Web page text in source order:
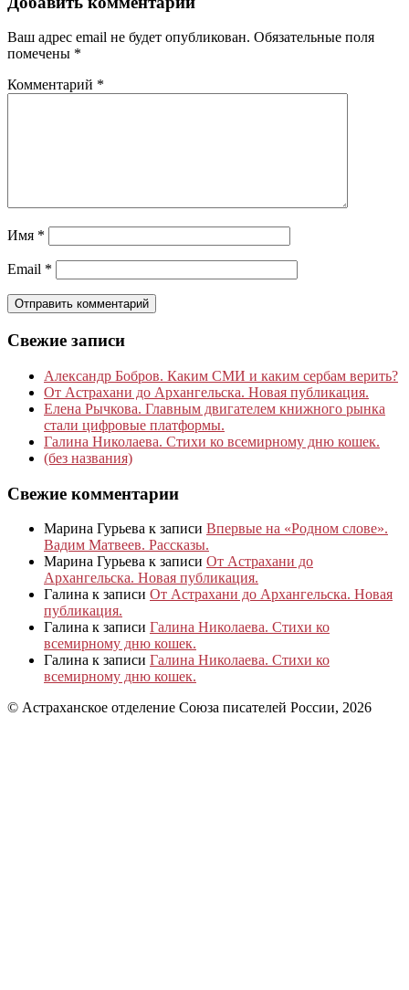
Ваш адрес email не будет опубликован. Обязательные поля
помечены *
Комментарий *
Имя *
Email *
Свежие записи
Александр Бобров. Каким СМИ и каким сербам верить?
От Астрахани до Архангельска. Новая публикация.
Елена Рычкова. Главным двигателем книжного рынка
стали цифровые платформы.
Галина Николаева. Стихи ко всемирному дню кошек.
(без названия)
Свежие комментарии
Марина Гурьева к записи Впервые на «Родном слове».
Вадим Матвеев. Рассказы.
Марина Гурьева к записи От Астрахани до
Архангельска. Новая публикация.
Галина к записи От Астрахани до Архангельска. Новая
публикация.
Галина к записи Галина Николаева. Стихи ко
всемирному дню кошек.
Галина к записи Галина Николаева. Стихи ко
всемирному дню кошек.
© Астраханское отделение Союза писателей России, 2026